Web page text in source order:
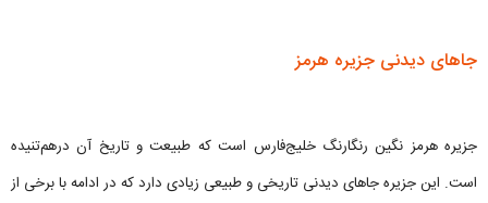
جاهای دیدنی جزیره هرمز
جزیره هرمز نگین رنگارنگ خلیج‌فارس است که طبیعت و تاریخ آن درهم‌تنیده
است. این جزیره جاهای دیدنی تاریخی و طبیعی زیادی دارد که در ادامه با برخی از